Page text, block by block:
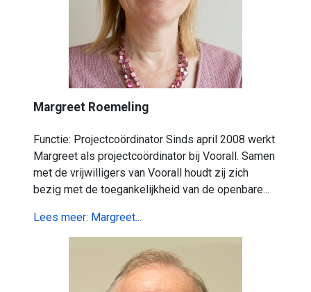
Margreet Roemeling
Functie: Projectcoördinator Sinds april 2008 werkt
Margreet als projectcoördinator bij Voorall. Samen
met de vrijwilligers van Voorall houdt zij zich
bezig met de toegankelijkheid van de openbare...
Lees meer: Margreet...